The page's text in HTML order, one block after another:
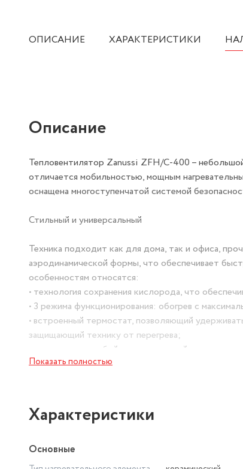
ОПИСАНИЕ ХАРАКТЕРИСТИКИ
Описание
Тепловентилятор Zanussi ZFH/C-400 –
отличается мобильностью, мощным
оснащена многоступенчатой системой
Стильный и универсальный
Техника подходит как для дома, так и офиса,
аэродинамической формы, что обеспечивает
особенностям относятся:
• технология сохранения кислорода, что
• 3 режима функционирования: обогрев с
• встроенный термостат, позволяющий
защищающий технику от перегрева;
• установка на любой горизонтальной поверхности.
Показать полностью
Характеристики
Основные